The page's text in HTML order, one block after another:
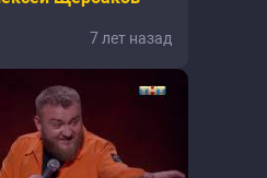
7 лет назад